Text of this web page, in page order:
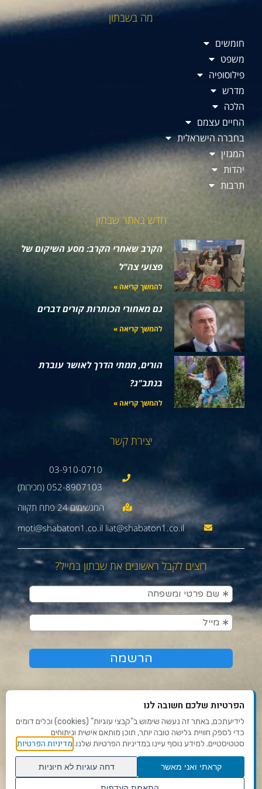
מה בשבתון
חומשים
משפט
פילוסופיה
מדרש
הלכה
החיים עצמם
בחברה הישראלית
המגזין
יהדות
תרבות
חדש באתר שבתון
הקרב שאחרי הקרב: מסע השיקום של
פצועי צה"ל
להמשך קריאה »
גם מאחורי הכותרות קורים דברים
להמשך קריאה »
הורים, ממתי הדרך לאושר עוברת
בנתב"ג?
להמשך קריאה »
יצירת קשר
03-910-0710
052-8907103 (מכירות)
moti@shabaton1.co.il liat@shabaton1.co.il
רוצים לקבל ראשונים את שבתון במייל?
תנאי שימוש ומדיניות פרטיות
פנו אלינו
הצהרת נגישות
הפרטיות שלכם חשובה לנו
לידיעתכם, באתר זה נעשה שימוש ב"קבצי עוגיות" (cookies) וכלים דומים
כדי לספק חוויית גלישה טובה יותר, תוכן מותאם אישית וניתוחים
סטטיסטיים. למידע נוסף עיינו במדיניות הפרטיות שלנו. מדיניות הפרטיות
קראתי ואני מאשר
דחה עוגיות לא חיוניות